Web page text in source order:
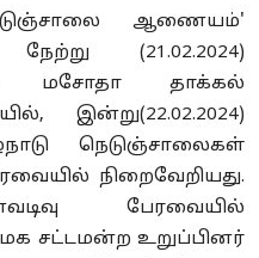
ஆணையம்'
(21.02.2024)
மசோதா தாக்கல்
இன்று(22.02.2024)
நெடுஞ்சாலைகள்
நிறைவேறியது.
பேரவையில்
சட்டமன்ற உறுப்பினர்